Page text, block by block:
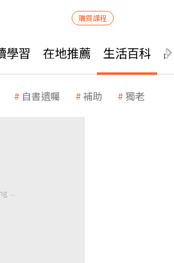
購買課程
學習 在地推薦 生活百科
自書遺囑 補助 獨老